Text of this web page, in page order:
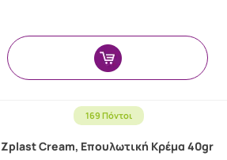
169 Πόντοι
Zplast Cream, Επουλωτική Κρέμα 40gr